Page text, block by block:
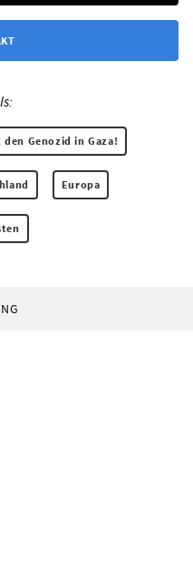
Genozid in Gaza!
Europa